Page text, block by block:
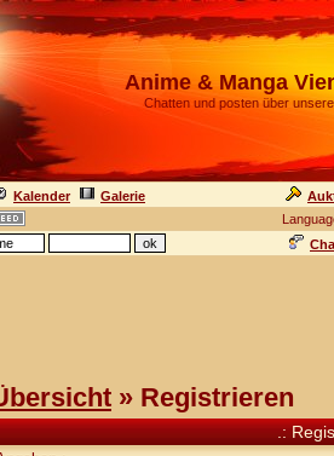
Anime & Manga
Chatten und posten über
Kalender Galerie
» Registrieren
.: